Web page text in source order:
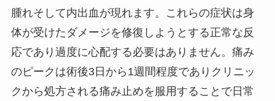
腫れそして内出血が現れます。これらの症状は身
体が受けたダメージを修復しようとする正常な反
応であり過度に心配する必要はありません。痛み
のピークは術後3日から1週間程度でありクリニッ
クから処方される痛み止めを服用することで日常